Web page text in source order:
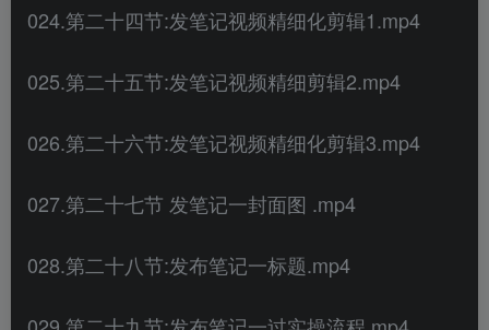
024.第二十四节:发笔记视频精细化剪辑1.mp4
025.第二十五节:发笔记视频精细剪辑2.mp4
026.第二十六节:发笔记视频精细化剪辑3.mp4
027.第二十七节 发笔记一封面图 .mp4
028.第二十八节:发布笔记一标题.mp4